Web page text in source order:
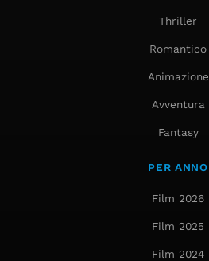
Thriller
Romantico
Animazione
Avventura
Fantasy
PER ANNO
Film 2026
Film 2025
Film 2024